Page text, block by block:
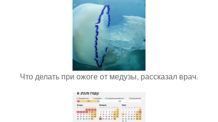
Что делать при ожоге от медузы, рассказал врач.